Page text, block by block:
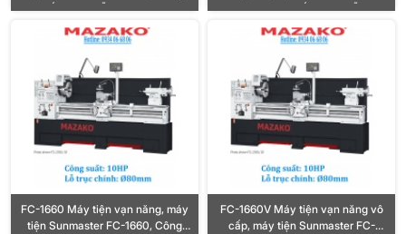
suất 10HP, Lỗ trục Ø80mm
1640V, Công suất 10HP, Lỗ trục
Ø80mm
FC-1660 Máy tiện vạn năng, máy
tiện Sunmaster FC-1660, Công
FC-1660V Máy tiện vạn năng vô
cấp, máy tiện Sunmaster FC-